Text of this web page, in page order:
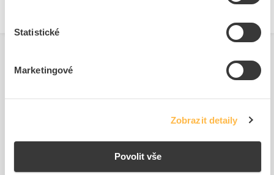
Statistické
Marketingové
Zobrazit detaily
Povolit vše